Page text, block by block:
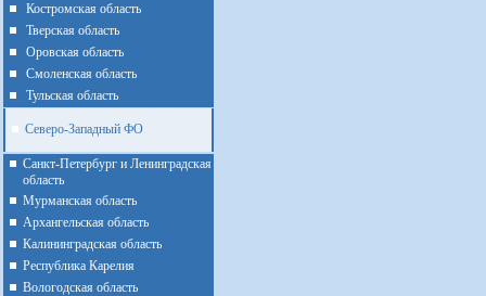
Костромская область
Тверская область
Оровская область
Смоленская область
Тульская область
Северо-Западный ФО
Санкт-Петербург и Ленинградская
область
Мурманская область
Архангельская область
Калининградская область
Республика Карелия
Вологодская область